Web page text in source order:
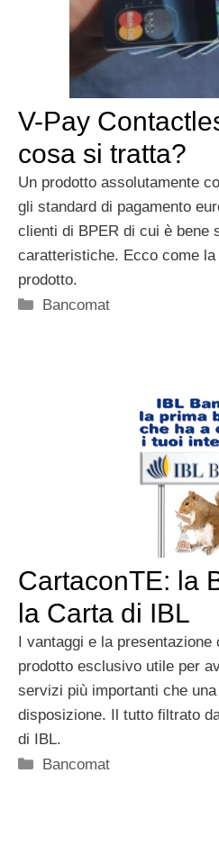
V-Pay
cosa si tratta?
Un prodotto assolutamente
gli standard di pagamento
clienti di BPER di cui è bene
caratteristiche. Ecco come la
prodotto.
Categorie
Bancomat
CartaconTE: la
la Carta di IBL
I vantaggi e la
prodotto esclusivo utile per
servizi più importanti che
disposizione. Il tutto filtrato
di IBL.
Categorie
Bancomat